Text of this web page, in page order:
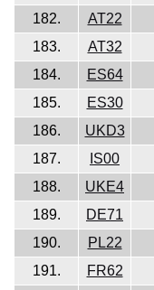
182.
AT22
183.
AT32
184.
ES64
185.
ES30
186.
UKD3
187.
IS00
188.
UKE4
189.
DE71
190.
PL22
191.
FR62